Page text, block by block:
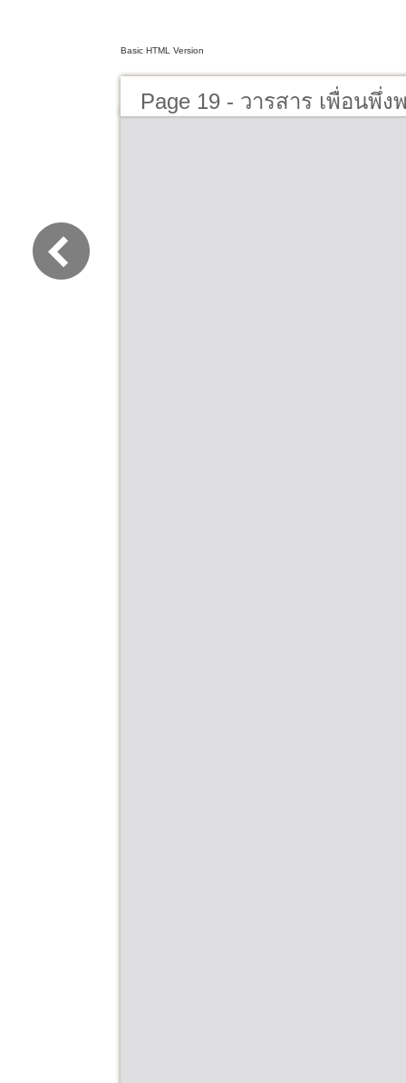
Basic HTML Version
Page 19 - วารสาร เพื่อนพึ่ง